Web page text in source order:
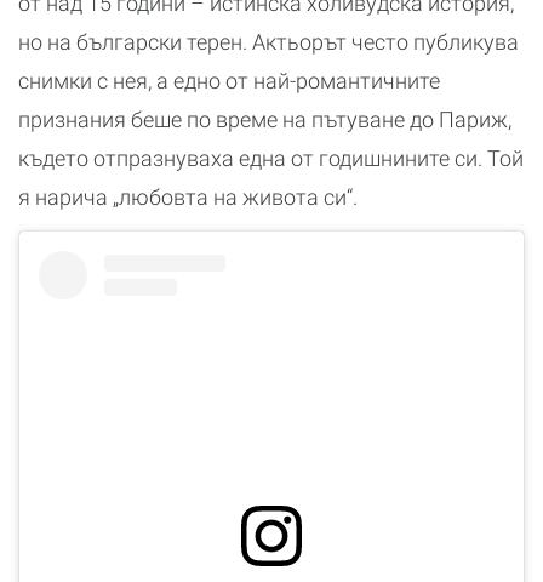
но на български терен. Актьорът често публикува
снимки с нея, а едно от най-романтичните
признания беше по време на пътуване до Париж,
където отпразнуваха една от годишнините си. Той
я нарича „любовта на живота си“.